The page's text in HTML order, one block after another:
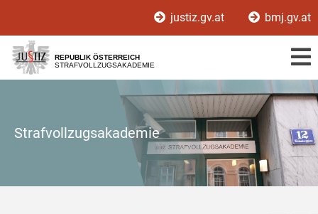
[1]
[2]
[3]
justiz.gv.at bmj.gv.at
REPUBLIK ÖSTERREICH
STRAFVOLLZUGSAKADEMIE
Strafvollzugsakademie